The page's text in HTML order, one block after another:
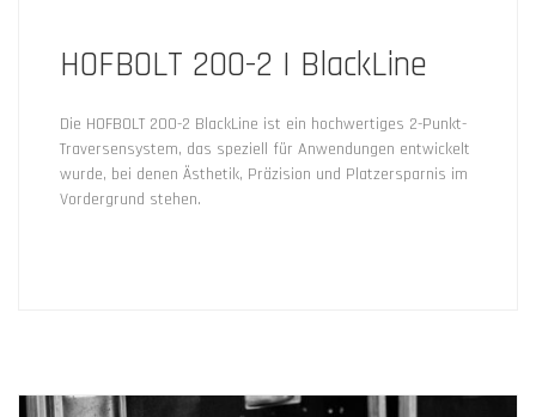
HOFBOLT 200-2 | BlackLine
Die HOFBOLT 200-2 BlackLine ist ein hochwertiges 2-Punkt-
Traversensystem, das speziell für Anwendungen entwickelt
wurde, bei denen Ästhetik, Präzision und Platzersparnis im
Vordergrund stehen.